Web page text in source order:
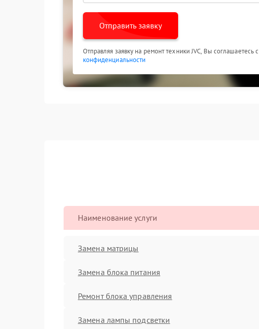
Отправить заявку
Отправляя заявку на ремонт техники JVC, Вы соглашаетесь с
конфиденциальности
Наименование услуги
Замена матрицы
Замена блока питания
Ремонт блока управления
Замена лампы подсветки